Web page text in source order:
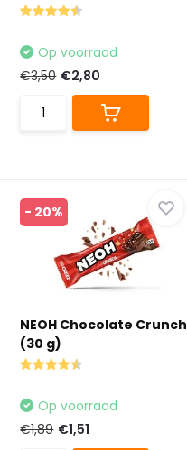
Op voorraad
€3,50 €2,80
- 20%
NEOH Chocolate Crunch
(30 g)
Op voorraad
€1,89 €1,51